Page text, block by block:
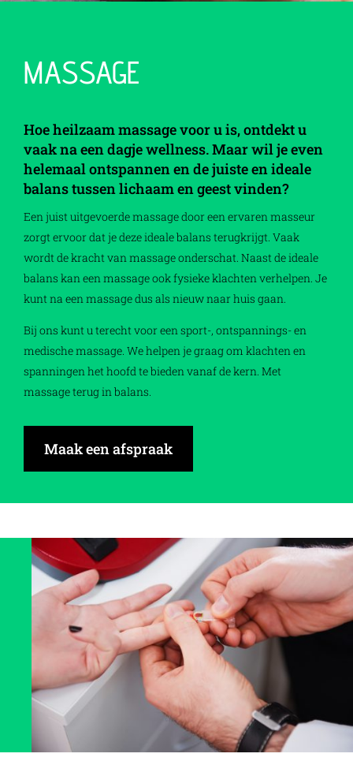
MASSAGE
Hoe heilzaam massage voor u is, ontdekt u
vaak na een dagje wellness. Maar wil je even
helemaal ontspannen en de juiste en ideale
balans tussen lichaam en geest vinden?
Een juist uitgevoerde massage door een ervaren masseur
zorgt ervoor dat je deze ideale balans terugkrijgt. Vaak
wordt de kracht van massage onderschat. Naast de ideale
balans kan een massage ook fysieke klachten verhelpen. Je
kunt na een massage dus als nieuw naar huis gaan.
Bij ons kunt u terecht voor een sport-, ontspannings- en
medische massage. We helpen je graag om klachten en
spanningen het hoofd te bieden vanaf de kern. Met
massage terug in balans.
Maak een afspraak